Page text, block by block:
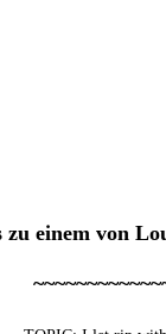
einem von